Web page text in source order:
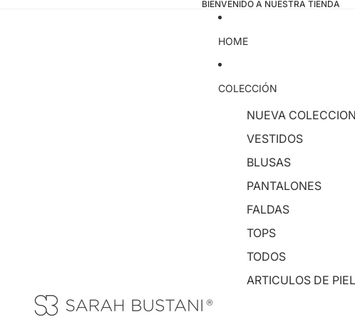
BIENVENIDO A NUESTRA TIENDA
HOME
COLECCIÓN
NUEVA COLECCION
VESTIDOS
BLUSAS
PANTALONES
FALDAS
TOPS
TODOS
ARTICULOS DE PIEL